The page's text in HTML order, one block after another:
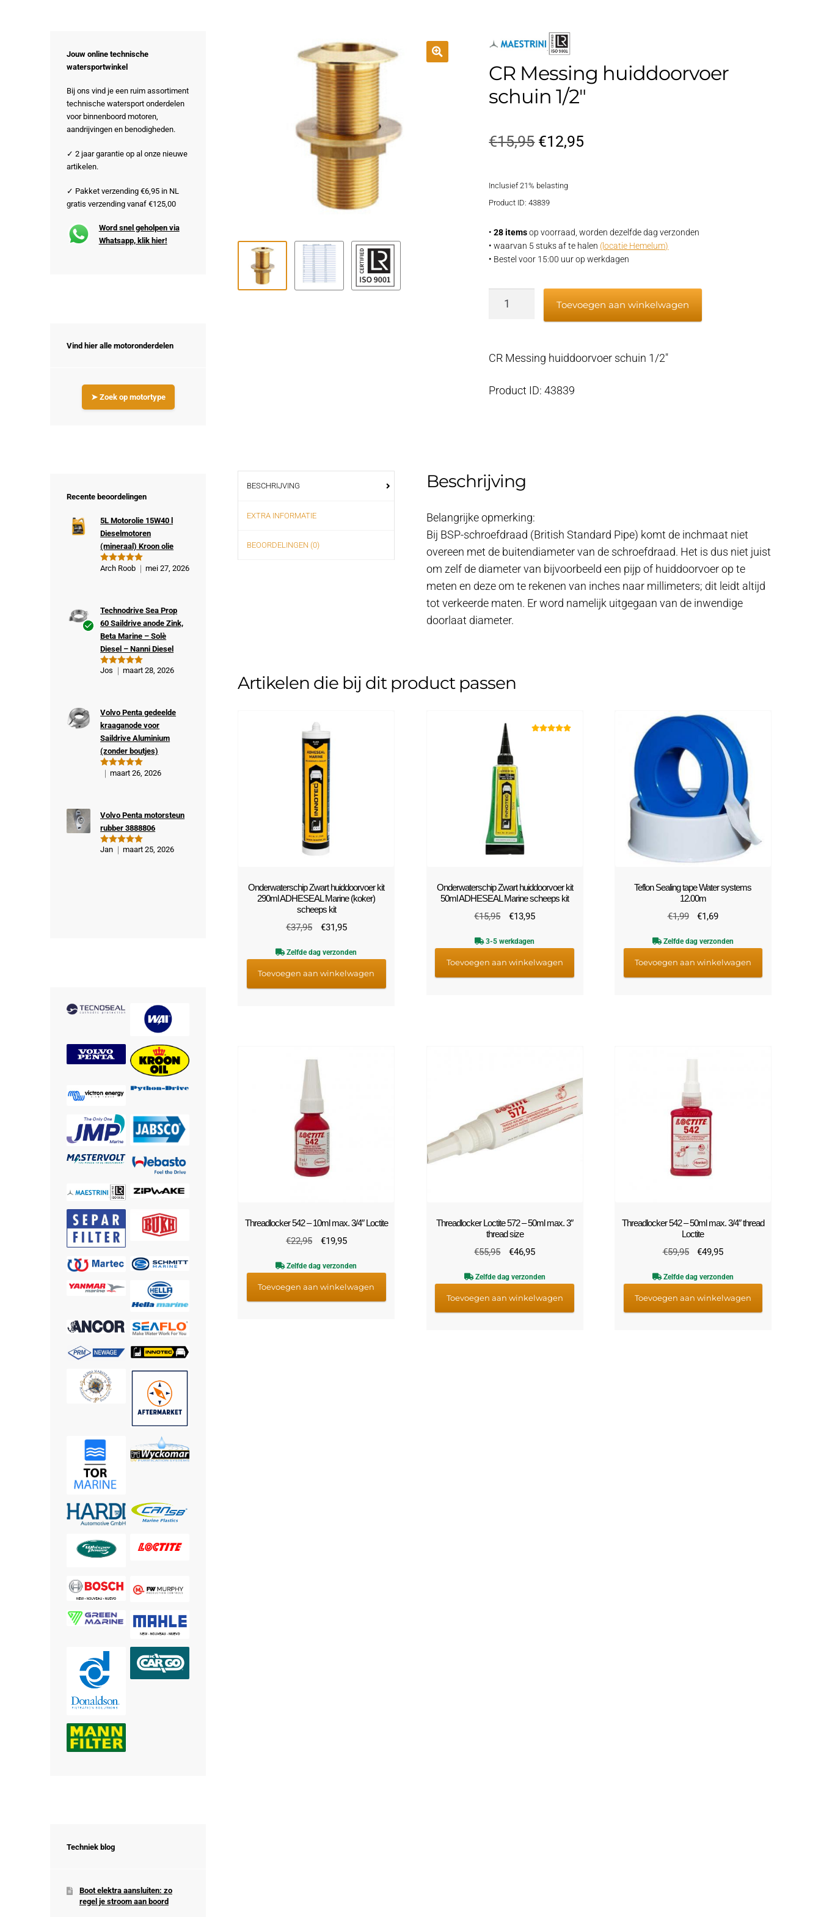
CR Messing huiddoorvoer
schuin 1/2″
€15,95 Oorspronkelijke
was:
€12,95
Inclusief 21% belasting
Product ID: 43839
•28 itemsop voorraad, worden dezelfde dag verzonden
• waarvan 5 stuks af te halen (locatie Hemelum)
• Bestel voor 15:00 uur op werkdagen
1/2"
Toevoegen aan winkelwagen
CR Messing huiddoorvoer schuin 1/2″
Product ID: 43839
BESCHRIJVING
EXTRA INFORMATIE
BEOORDELINGEN (0)
Beschrijving
Belangrijke opmerking:
Bij BSP-schroefdraad (British Standard Pipe) komt de inchmaat niet
overeen met de buitendiameter van de schroefdraad. Het is dus niet juist
om zelf de diameter van bijvoorbeeld een pijp of huiddoorvoer op te
meten en deze om te rekenen van inches naar millimeters; dit leidt altijd
tot verkeerde maten. Er word namelijk uitgegaan van de inwendige
doorlaat diameter.
Artikelen die bij dit product passen
Onderwaterschip Zwart huiddoorvoer kit
290ml ADHESEAL Marine (koker)
scheeps kit
€37,95
Oorspronkelijke
was:
€37,95.
€31,95Huidige
is:
€31,95.
Zelfde dag verzonden
Toevoegen aan winkelwagen
Onderwaterschip Zwart huiddoorvoer kit
50ml ADHESEAL Marine scheeps kit
€15,95
Oorspronkelijke
was:
€15,95.
€13,95Huidige
€13,95.
3-5 werkdagen
Toevoegen aan winkelwagen
Teflon Sealing tape Water systems
12.00m
€1,99
Oorspronkelijke
was:
€1,99.
€1,69Huidige
is:
€1,69.
Zelfde dag verzonden
Toevoegen aan winkelwagen
Threadlocker 542 – 10ml max. 3/4″ Loctite
€22,95
Oorspronkelijke
was:
€22,95.
€19,95Huidige
is:
€19,95.
Zelfde dag verzonden
Toevoegen aan winkelwagen
Threadlocker Loctite 572 – 50ml max. 3″
thread size
€55,95
Oorspronkelijke
was:
€55,95.
€46,95Huidige
is:
€46,95.
Zelfde dag verzonden
Toevoegen aan winkelwagen
Threadlocker 542 – 50ml max. 3/4″ thread
Loctite
€59,95
Oorspronkelijke
was:
€59,95.
€49,95Huidige
is:
€49,95.
Zelfde dag verzonden
Toevoegen aan winkelwagen
Jouw online technische
watersportwinkel
Bij ons vind je een ruim assortiment
technische watersport onderdelen
voor binnenboord motoren,
aandrijvingen en benodigheden.
✓ 2 jaar garantie op al onze nieuwe
artikelen.
✓ Pakket verzending €6,95 in NL
gratis verzending vanaf €125,00
Word snel geholpen via
Whatsapp, klik hier!
Vind hier alle motoronderdelen
➤ Zoek op motortype
Recente beoordelingen
Gewaardeer
5L Motorolie 15W40 l
Dieselmotoren
(mineraal) Kroon olie
Arch Roob mei 27, 2026
Gewaardeer
Technodrive Sea Prop
60 Saildrive anode Zink,
Beta Marine – Solè
Diesel – Nanni Diesel
Jos maart 28, 2026
Gewaardeer
Volvo Penta gedeelde
kraaganode voor
Saildrive Aluminium
(zonder boutjes)
maart 26, 2026
Gewaardeer
Volvo Penta motorsteun
rubber 3888806
Jan maart 25, 2026
Techniek blog
Boot elektra aansluiten: zo
regel je stroom aan boord